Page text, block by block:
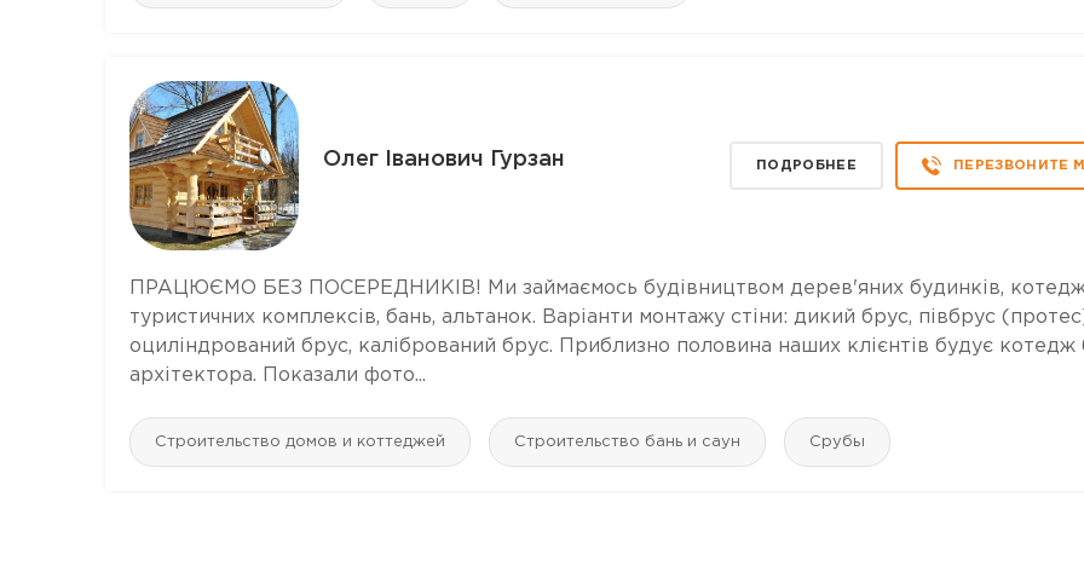
Олег Іванович Гурзан ПОДРОБНЕЕ ПЕРЕЗВОНИТЕ
ПРАЦЮЄМО БЕЗ ПОСЕРЕДНИКІВ! Ми займаємось будівництвом дерев'яних будинків,
туристичних комплексів, бань, альтанок. Варіанти монтажу стіни: дикий брус, півбрус
оциліндрований брус, калібрований брус. Приблизно половина наших клієнтів будує котедж
архітектора. Показали фото...
Строительство домов и коттеджей Строительство бань и саун Срубы